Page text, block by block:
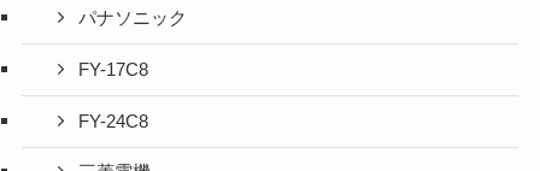
パナソニック
FY-17C8
FY-24C8